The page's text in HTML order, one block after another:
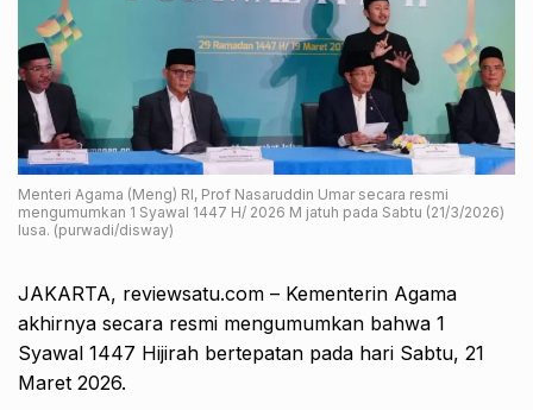
Menteri Agama (Meng) RI, Prof Nasaruddin Umar secara resmi
mengumumkan 1 Syawal 1447 H/ 2026 M jatuh pada Sabtu (21/3/2026)
lusa. (purwadi/disway)
JAKARTA, reviewsatu.com – Kementerin Agama
akhirnya secara resmi mengumumkan bahwa 1
Syawal 1447 Hijirah bertepatan pada hari Sabtu, 21
Maret 2026.